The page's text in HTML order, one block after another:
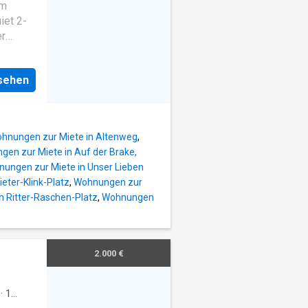
2-
with
to
be
with
fully
zur Miete in Altenweg,
zur Miete in Auf der Brake,
zur Miete in Unser Lieben
Klink-Platz, Wohnungen zur
Ritter-Raschen-Platz, Wohnungen
· 1
2.000 €